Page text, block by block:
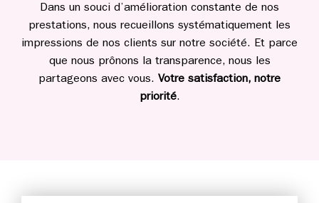
Dans un souci d’amélioration constante de nos
prestations, nous recueillons systématiquement les
impressions de nos clients sur notre société. Et parce
que nous prônons la transparence, nous les
partageons avec vous. Votre satisfaction, notre
priorité.